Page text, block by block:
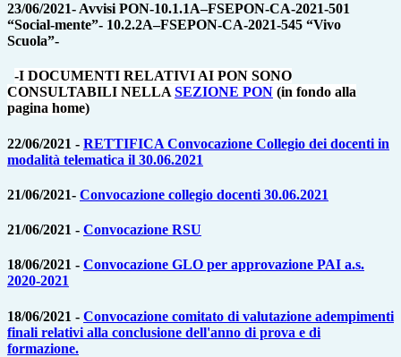
23/06/2021- Avvisi PON-10.1.1A–FSEPON-CA-2021-501
“Social-mente”- 10.2.2A–FSEPON-CA-2021-545 “Vivo
Scuola”-
-I DOCUMENTI RELATIVI AI PON SONO
CONSULTABILI NELLA SEZIONE PON (in fondo alla
pagina home)
22/06/2021 - RETTIFICA Convocazione Collegio dei docenti in
modalità telematica il 30.06.2021
21/06/2021- Convocazione collegio docenti 30.06.2021
21/06/2021 - Convocazione RSU
18/06/2021 - Convocazione GLO per approvazione PAI a.s.
2020-2021
18/06/2021 - Convocazione comitato di valutazione adempimenti
finali relativi alla conclusione dell'anno di prova e di
formazione.